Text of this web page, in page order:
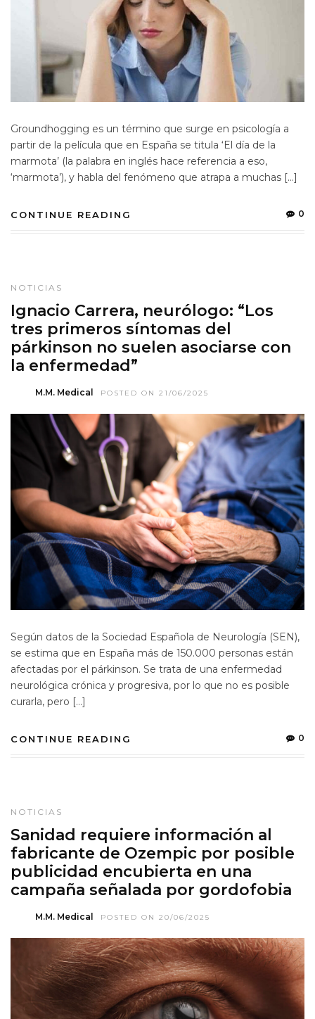
Groundhogging es un término que surge en psicología a
partir de la película que en España se titula ‘El día de la
marmota’ (la palabra en inglés hace referencia a eso,
‘marmota’), y habla del fenómeno que atrapa a muchas […]
CONTINUE READING 0
NOTICIAS
Ignacio Carrera, neurólogo: “Los
tres primeros síntomas del
párkinson no suelen asociarse con
la enfermedad”
M.M. Medical POSTED ON 21/06/2025
Según datos de la Sociedad Española de Neurología (SEN),
se estima que en España más de 150.000 personas están
afectadas por el párkinson. Se trata de una enfermedad
neurológica crónica y progresiva, por lo que no es posible
curarla, pero […]
CONTINUE READING 0
NOTICIAS
Sanidad requiere información al
fabricante de Ozempic por posible
publicidad encubierta en una
campaña señalada por gordofobia
M.M. Medical POSTED ON 20/06/2025